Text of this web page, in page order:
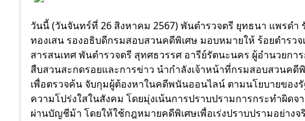
วันนี้ (วันจันทร์ที่ 26 สิงหาคม 2567) พันตำรวจตรี ยุทธนา แพรด
ทองเสน รองอธิบดีกรมสอบสวนคดีพิเศษ มอบหมายให้ ร้อยตำรว
สารสนเทศ พันตำรวจตรี สุทศธวรรศ อารีย์รัตนะนคร ผู้อำนวยก
สืบสวนสะกดรอยและการข่าว นำกำลังเจ้าหน้าที่กรมสอบสวนค
เพื่อตรวจค้น จับกุมผู้ต้องหาในคดีพนันออนไลน์ ตามนโยบายของ
ความโปร่งใสในสังคม โดยมุ่งเน้นการปราบปรามการกระทำผิดจา
ผ่านบัญชีม้า โดยให้ใช้กฎหมายคดีพิเศษเพื่อเร่งปราบปรามอย่างจ